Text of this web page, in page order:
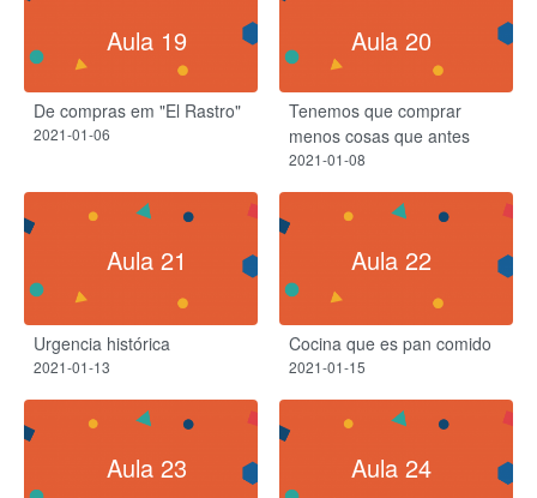
Aula 19
De compras em "El Rastro"
2021-01-06
Aula 20
Tenemos que comprar
menos cosas que antes
2021-01-08
Aula 21
Urgencia histórica
2021-01-13
Aula 22
Cocina que es pan comido
2021-01-15
Aula 23 Aula 24